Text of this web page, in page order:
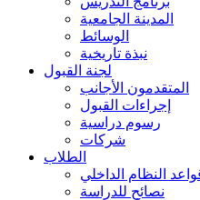
المدينة الجامعية
الوسائط
نبذة تاريخية
لجنة القبول
المتقدمون الأجانب
إجراءات القبول
رسوم دراسية
شركات
الطلاب
النظام الداخلي
نصائح للدراسة